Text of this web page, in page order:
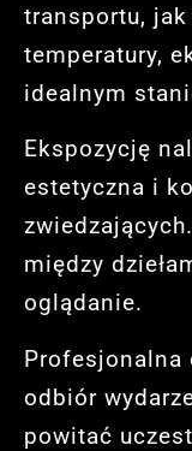
transportu,
temperatury,
idealnym
Ekspozycję
estetyczna i
między
oglądanie.
Profesjonalna
odbiór
powitać